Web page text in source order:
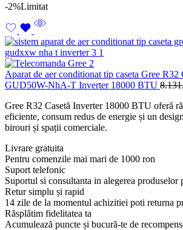
-2%Limitat
Aparat de aer conditionat tip caseta Gree
GUD50W-NhA-T Inverter 18000 BTU
Gree R32 Casetă Inverter 18000 BTU oferă
eficiente, consum redus de energie și un
birouri și spații comerciale.
Livrare gratuita
Pentru comenzile mai mari de 1000 ron
Suport telefonic
Suportul si consultanta in alegerea produselor
Retur simplu și rapid
14 zile de la momentul achizitiei poti returna
Răsplătim fidelitatea ta
Acumulează puncte și bucură-te de